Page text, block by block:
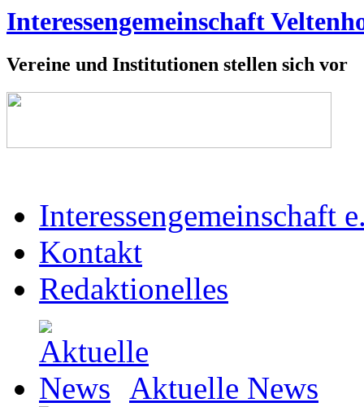
Interessengemeinschaft
Vereine und Institutionen stellen sich vor
Interessengemeinschaft
Kontakt
Redaktionelles
Aktuelle News